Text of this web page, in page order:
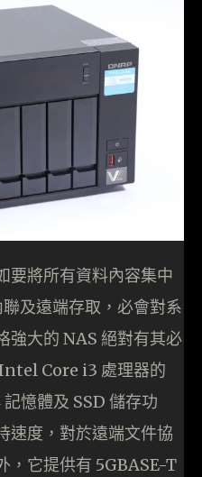
要將所有資料內容集中
及遠端存取，必會對系
強大的 NAS 絕對有其必
Core i3 處理器的
憶體及 SSD 儲存功
速度，對於遠端文件協
，它提供有 5GBASE-T